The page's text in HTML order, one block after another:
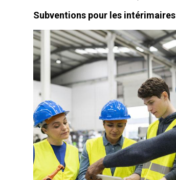
Subventions pour les intérimaires